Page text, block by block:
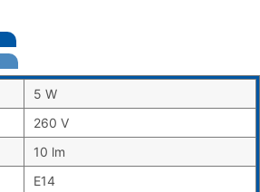
5 W
260 V
10 lm
E14